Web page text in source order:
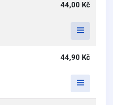
44,00 Kč
44,90 Kč